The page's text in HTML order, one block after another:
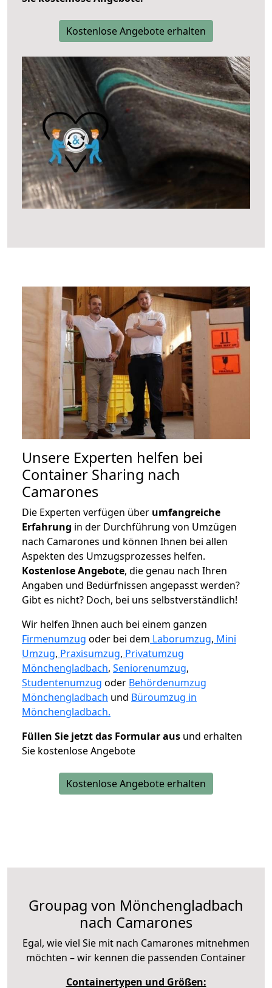
Kostenlose Angebote erhalten
Unsere Experten helfen bei
Container Sharing nach
Camarones
Die Experten verfügen über umfangreiche
Erfahrung in der Durchführung von Umzügen
nach Camarones und können Ihnen bei allen
Aspekten des Umzugsprozesses helfen.
Kostenlose Angebote, die genau nach Ihren
Angaben und Bedürfnissen angepasst werden?
Gibt es nicht? Doch, bei uns selbstverständlich!
Wir helfen Ihnen auch bei einem ganzen
Firmenumzug oder bei dem Laborumzug, Mini
Umzug, Praxisumzug, Privatumzug
Mönchengladbach, Seniorenumzug,
Studentenumzug oder Behördenumzug
Mönchengladbach und Büroumzug in
Mönchengladbach.
Füllen Sie jetzt das Formular aus und erhalten
Sie kostenlose Angebote
Kostenlose Angebote erhalten
Groupag von Mönchengladbach
nach Camarones
Egal, wie viel Sie mit nach Camarones mitnehmen
möchten – wir kennen die passenden Container
Containertypen und Größen: